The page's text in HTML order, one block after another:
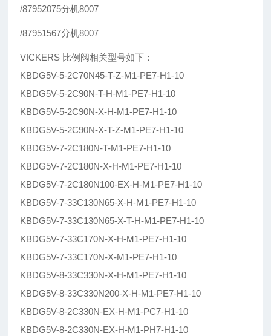
/87952075分机8007
/87951567分机8007
VICKERS 比例阀相关型号如下：
KBDG5V-5-2C70N45-T-Z-M1-PE7-H1-10
KBDG5V-5-2C90N-T-H-M1-PE7-H1-10
KBDG5V-5-2C90N-X-H-M1-PE7-H1-10
KBDG5V-5-2C90N-X-T-Z-M1-PE7-H1-10
KBDG5V-7-2C180N-T-M1-PE7-H1-10
KBDG5V-7-2C180N-X-H-M1-PE7-H1-10
KBDG5V-7-2C180N100-EX-H-M1-PE7-H1-10
KBDG5V-7-33C130N65-X-H-M1-PE7-H1-10
KBDG5V-7-33C130N65-X-T-H-M1-PE7-H1-10
KBDG5V-7-33C170N-X-H-M1-PE7-H1-10
KBDG5V-7-33C170N-X-M1-PE7-H1-10
KBDG5V-8-33C330N-X-H-M1-PE7-H1-10
KBDG5V-8-33C330N200-X-H-M1-PE7-H1-10
KBDG5V-8-2C330N-EX-H-M1-PC7-H1-10
KBDG5V-8-2C330N-EX-H-M1-PH7-H1-10